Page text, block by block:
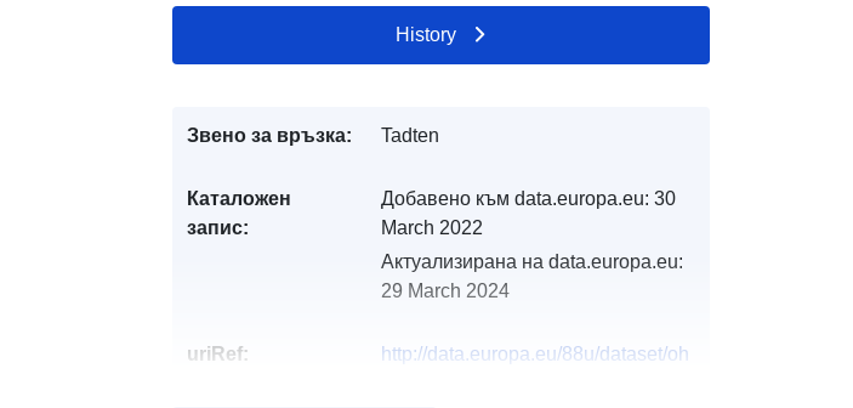
History
Звено за връзка: Tadten
Каталожен
запис:
Добавено към data.europa.eu: 30
March 2022
Актуализирана на data.europa.eu:
29 March 2024
uriRef:
http://data.europa.eu/88u/dataset/oh